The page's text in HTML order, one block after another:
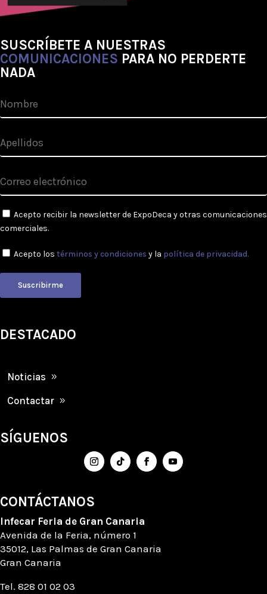
SUSCRÍBETE A NUESTRAS
COMUNICACIONES PARA NO PERDERTE
NADA
Acepto recibir la newsletter de ExpoDeca y otras comunicaciones
comerciales.
Acepto los términos y condiciones y la política de privacidad.
Suscribirme
DESTACADO
Noticias
Contactar
SÍGUENOS
CONTÁCTANOS
Infecar Feria de Gran Canaria
Avenida de la Feria, número 1
35012, Las Palmas de Gran Canaria
Gran Canaria
Tel. 828 01 02 03